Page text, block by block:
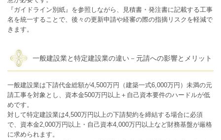
『ガイドライン別紙』を参照しながら、見積書・発注書に記載する工事
名を統一することで、後々の更新申請や経審の際の指摘リスクを軽減で
きます。
一般建設業と特定建設業の違い－元請への影響とメリット
一般建設業は下請代金総額が4,500万円（建築一式6,000万円）未満の元
請工事を対象とし、資本金500万円以上＋自己資本要件のハードルが低
めです。
対して特定建設業は4,500万円以上の下請契約を締結する場合に必須
で、資本金2,000万円以上・自己資本4,000万円以上など財務基盤が厳格
に求められます。